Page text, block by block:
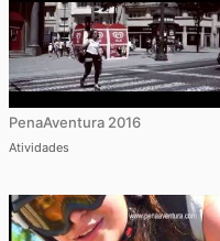
PenaAventura 2016
Atividades